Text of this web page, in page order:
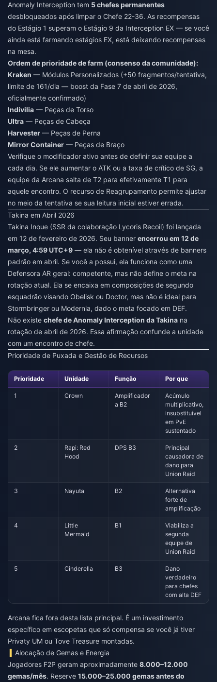
Anomaly Interception tem 5 chefes permanentes
desbloqueados após limpar o Chefe 22-36. As recompensas
do Estágio 1 superam o Estágio 9 da Interception EX — se você
ainda está farmando estágios EX, está deixando recompensas
na mesa.
Ordem de prioridade de farm (consenso da comunidade):
Kraken — Módulos Personalizados (+50 fragmentos/tentativa,
limite de 161/dia — boost da Fase 7 de abril de 2026,
oficialmente confirmado)
Indivilia — Peças de Torso
Ultra — Peças de Cabeça
Harvester — Peças de Perna
Mirror Container — Peças de Braço
Verifique o modificador ativo antes de definir sua equipe a
cada dia. Se ele aumentar o ATK ou a taxa de crítico de SG, a
equipe da Arcana salta de T2 para efetivamente T1 para
aquele encontro. O recurso de Reagrupamento permite ajustar
no meio da tentativa se sua leitura inicial estiver errada.
Takina em Abril 2026
Takina Inoue (SSR da colaboração Lycoris Recoil) foi lançada
em 12 de fevereiro de 2026. Seu banner encerrou em 12 de
março, 4:59 UTC+9 — ela não é obtenível através de banners
padrão em abril. Se você a possui, ela funciona como uma
Defensora AR geral: competente, mas não define o meta na
rotação atual. Ela se encaixa em composições de segundo
esquadrão visando Obelisk ou Doctor, mas não é ideal para
Stormbringer ou Modernia, dado o meta focado em DEF.
Não existe chefe de Anomaly Interception da Takina na
rotação de abril de 2026. Essa afirmação confunde a unidade
com um encontro de chefe.
Prioridade de Puxada e Gestão de Recursos
Prioridade Unidade Função Por que
1 Crown
Amplificador
a B2
Acúmulo
multiplicativo,
insubstituível
em PvE
sustentado
2
Rapi: Red
Hood
DPS B3
Principal
causadora de
dano para
Union Raid
3 Nayuta B2
Alternativa
forte de
amplificação
4
Little
Mermaid
B1
Viabiliza a
segunda
equipe de
Union Raid
5 Cinderella B3
Dano
verdadeiro
para chefes
com alta DEF
Arcana fica fora desta lista principal. É um investimento
específico em escopetas que só compensa se você já tiver
Privaty UM ou Tove Treasure montadas.
Alocação de Gemas e Energia
Jogadores F2P geram aproximadamente 8.000–12.000
gemas/mês. Reserve 15.000–25.000 gemas antes do